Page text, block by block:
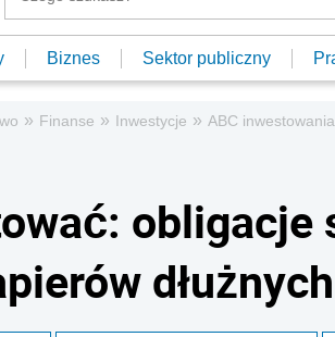
Biznes Sektor publiczny
» Finanse » Inwestycje » ABC inwestowania
obligacje
dłużnych